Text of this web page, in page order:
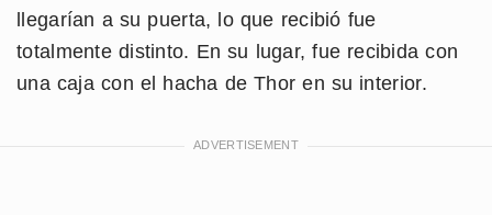
llegarían a su puerta, lo que recibió fue
totalmente distinto. En su lugar, fue recibida con
una caja con el hacha de Thor en su interior.